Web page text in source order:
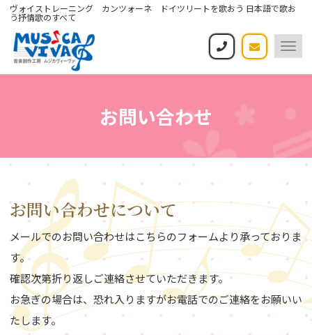
ヴォイストレーニング カンツォーネ ドイツリートを歌おう 日本語で歌お
う抒情歌のすべて
お問い合わせ
お問い合わせについて
メールでのお問い合わせはこちらのフォームより承っておりま
す。
確認次第折り返しご連絡させていただきます。
お急ぎの場合は、恐れ入りますがお電話でのご連絡をお願いい
たします。